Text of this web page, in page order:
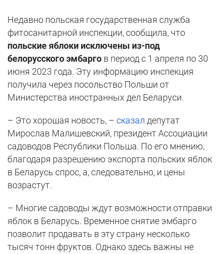
Недавно польская государственная служба
фитосанитарной инспекции, сообщила, что
польские яблоки исключены из-под
белорусского эмбарго в период с 1 апреля по 30
июня 2023 года. Эту информацию инспекция
получила через посольство Польши от
Министерства иностранных дел Беларуси.
– Это хорошая новость, – сказал депутат
Мирослав Малишевский, президент Ассоциации
садоводов Республики Польша. По его мнению,
благодаря разрешению экспорта польских яблок
в Беларусь спрос, а, следовательно, и цены
возрастут.
– Многие садоводы ждут возможности отправки
яблок в Беларусь. Временное снятие эмбарго
позволит продавать в эту страну несколько
тысяч тонн фруктов. Однако здесь важны не